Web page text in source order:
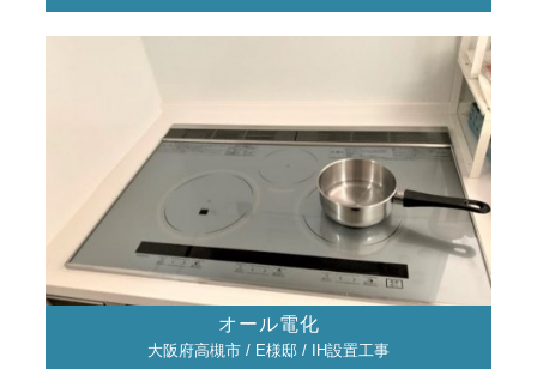
オール電化
大阪府高槻市 / E様邸 / IH設置工事